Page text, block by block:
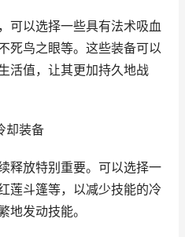
可以选择一些具有法术吸血
死鸟之眼等。这些装备可以
活值，让其更加持久地战
却装备
释放特别重要。可以选择一
莲斗篷等，以减少技能的冷
地发动技能。